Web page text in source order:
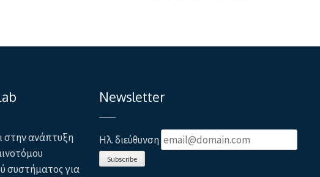
στην ανάπτυξη
συστήματος για
Newsletter
Ηλ. διεύθυνση
Subscribe